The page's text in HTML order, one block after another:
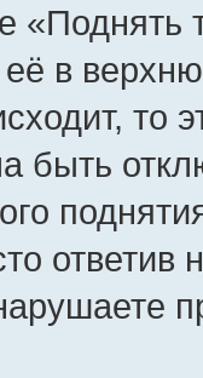
«Поднять
в
то
быть
ответив